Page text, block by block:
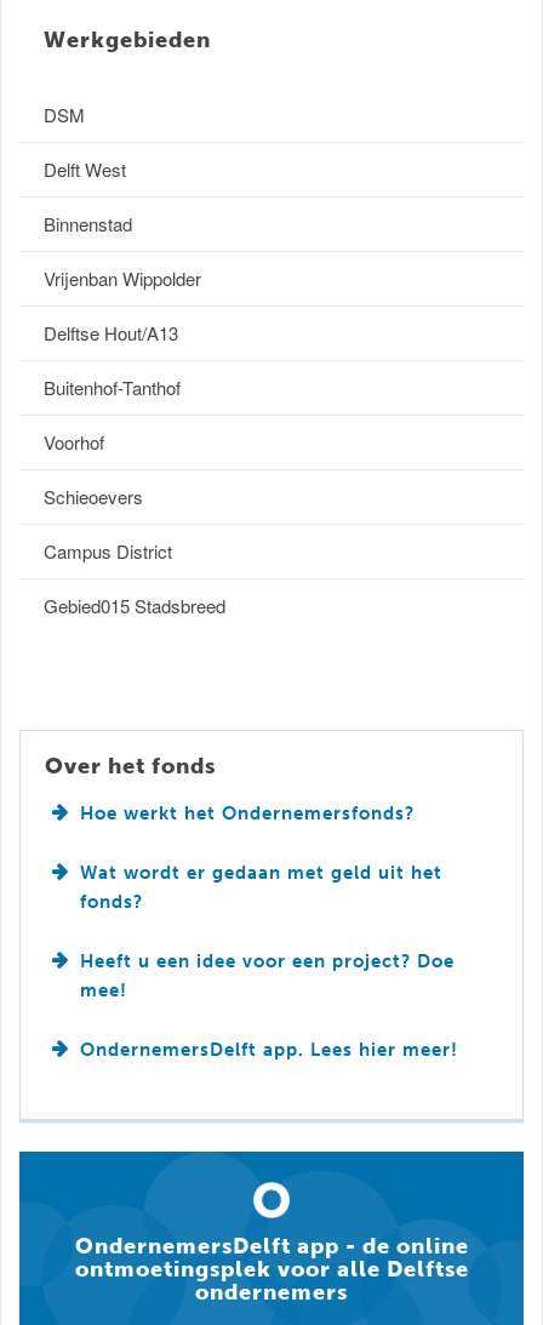
Werkgebieden
DSM
Delft West
Binnenstad
Vrijenban Wippolder
Delftse Hout/A13
Buitenhof-Tanthof
Voorhof
Schieoevers
Campus District
Gebied015 Stadsbreed
Over het fonds
Hoe werkt het Ondernemersfonds?
Wat wordt er gedaan met geld uit het
fonds?
Heeft u een idee voor een project? Doe
mee!
OndernemersDelft app. Lees hier meer!
OndernemersDelft app - de online
ontmoetingsplek voor alle Delftse
ondernemers